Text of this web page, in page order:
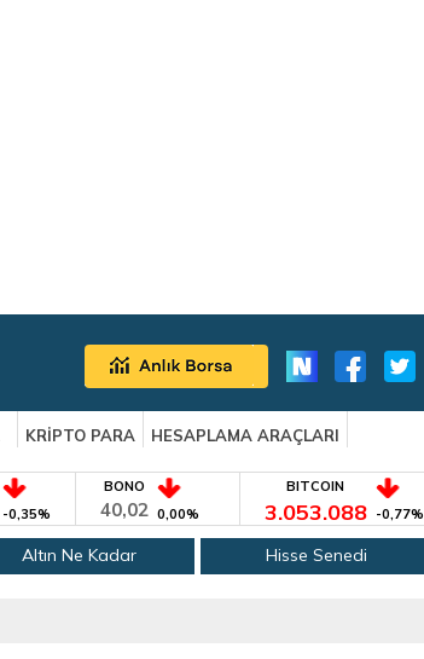
KRİPTO PARA
HESAPLAMA ARAÇLARI
-0,35%
BONO
40,02 0,00%
BITCOIN
3.053.088 -0,77%
Altın Ne Kadar Hisse Senedi